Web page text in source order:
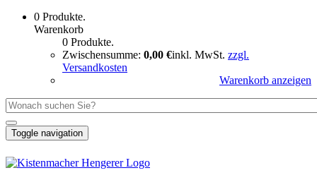
0 Produkte.
Warenkorb
0 Produkte.
Zwischensumme: 0,00 €inkl. MwSt. zzgl.
Versandkosten
Warenkorb anzeigen
Toggle navigation